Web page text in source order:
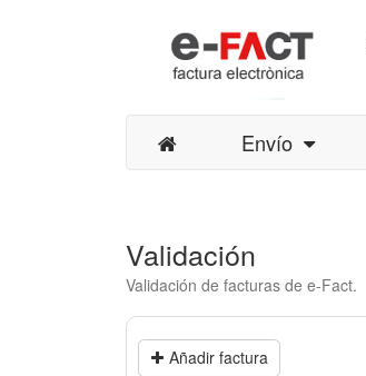
Envío
Validación
Validación de facturas de e-Fact.
Añadir factura